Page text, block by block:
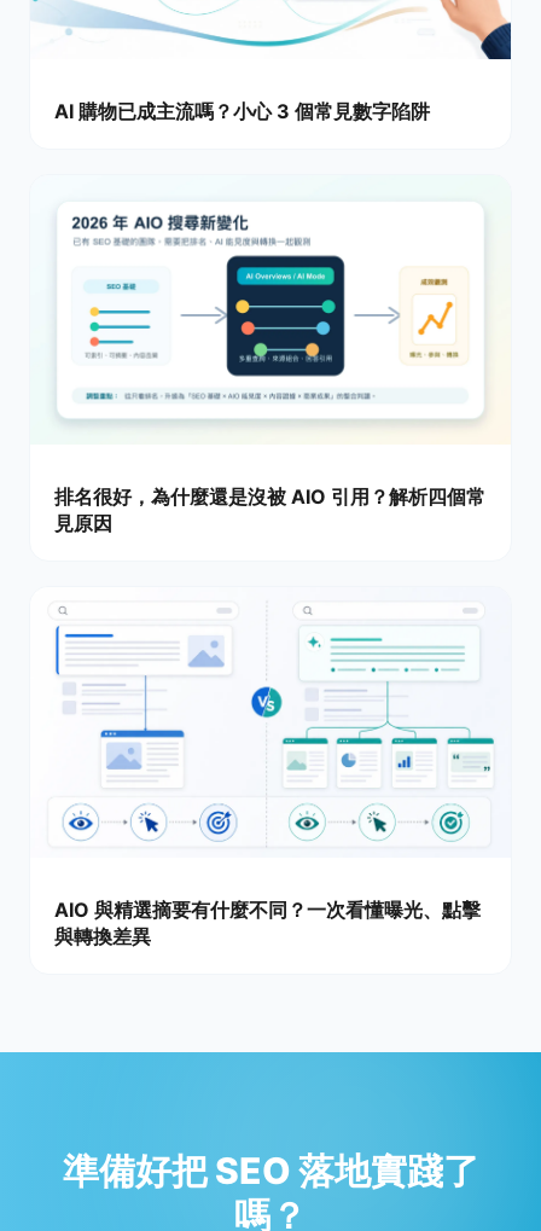
AI 購物已成主流嗎？小心 3 個常見數字陷阱
排名很好，為什麼還是沒被 AIO 引用？解析四個常
見原因
AIO 與精選摘要有什麼不同？一次看懂曝光、點擊
與轉換差異
準備好把 SEO 落地實踐了
嗎？